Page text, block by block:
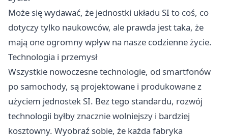
Może się wydawać, że jednostki układu SI to coś, co
dotyczy tylko naukowców, ale prawda jest taka, że
mają one ogromny wpływ na nasze codzienne życie.
Technologia i przemysł
Wszystkie nowoczesne technologie, od smartfonów
po samochody, są projektowane i produkowane z
użyciem jednostek SI. Bez tego standardu, rozwój
technologii byłby znacznie wolniejszy i bardziej
kosztowny. Wyobraź sobie, że każda fabryka